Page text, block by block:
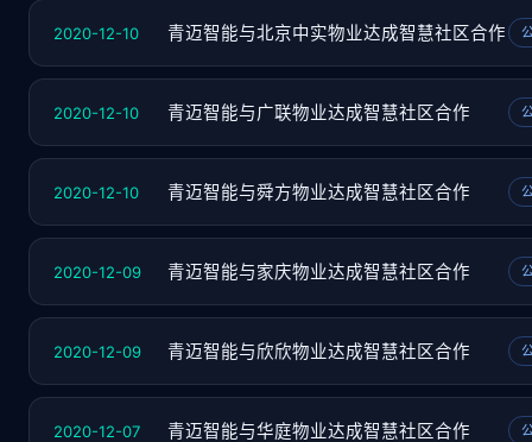
2020-12-10 青迈智能与北京中实物业达成智慧社区合作
2020-12-10 青迈智能与广联物业达成智慧社区合作
2020-12-10 青迈智能与舜方物业达成智慧社区合作
2020-12-09 青迈智能与家庆物业达成智慧社区合作
2020-12-09 青迈智能与欣欣物业达成智慧社区合作
2020-12-07 青迈智能与华庭物业达成智慧社区合作